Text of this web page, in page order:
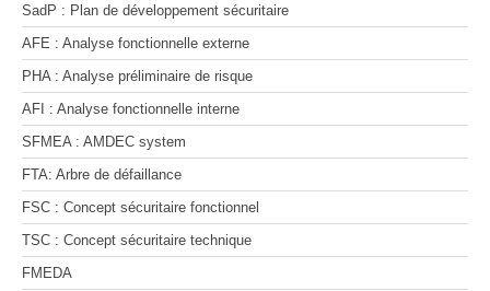
SadP : Plan de développement sécuritaire
AFE : Analyse fonctionnelle externe
PHA : Analyse préliminaire de risque
AFI : Analyse fonctionnelle interne
SFMEA : AMDEC system
FTA: Arbre de défaillance
FSC : Concept sécuritaire fonctionnel
TSC : Concept sécuritaire technique
FMEDA